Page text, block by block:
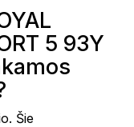
5 93Y
Šie